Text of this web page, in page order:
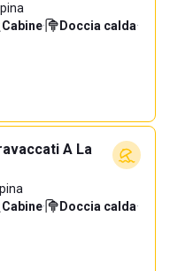
Cabine· Doccia calda·
A La
Cabine· Doccia calda·